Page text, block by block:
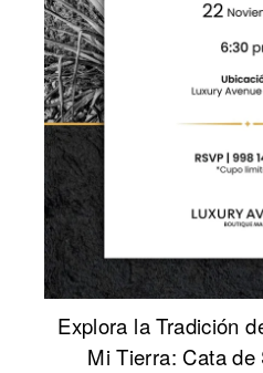
Explora la Tradición
Mi Tierra: Cata de